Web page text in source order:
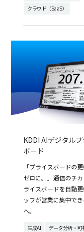
クラウド（SaaS）
KDDI AIデジタル
ボード
「プライスボードの
ゼロに。」通信のチ
ライスボードを自動
ッフが営業に集中で
へ。
生成AI データ分析・可